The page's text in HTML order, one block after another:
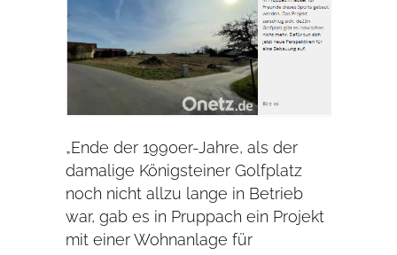
„Ende der 1990er-Jahre, als der
damalige Königsteiner Golfplatz
noch nicht allzu lange in Betrieb
war, gab es in Pruppach ein Projekt
mit einer Wohnanlage für